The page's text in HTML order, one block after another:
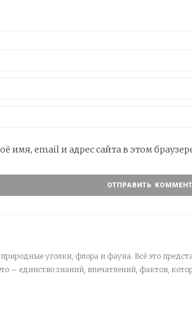
имя, email и адрес сайта в этом
уголки, флора и фауна. Всё это
– единство знаний, впечатлений, фактов,